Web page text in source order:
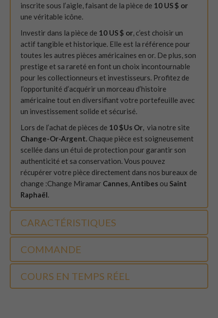
inscrite sous l’aigle, faisant de la pièce de 10 US $ or
une véritable icône.
Investir dans la pièce de 10 US $ or , c’est choisir un
actif tangible et historique. Elle est la référence pour
toutes les autres pièces américaines en or. De plus, son
prestige et sa rareté en font un choix incontournable
pour les collectionneurs et investisseurs. Profitez de
l’opportunité d’acquérir un morceau d’histoire
américaine tout en diversifiant votre portefeuille avec
un investissement solide et sécurisé.
Lors de l’achat de pièces de 10 $Us Or , via notre site
Change-Or-Argent. Chaque pièce est soigneusement
scellée dans un étui de protection pour garantir son
authenticité et sa conservation. Vous pouvez
récupérer votre pièce directement dans nos bureaux de
change :Change Miramar Cannes Antibes ou Saint
Raphaël
CARACTÉRISTIQUES
COMMANDE
COURS EN TEMPS RÉEL